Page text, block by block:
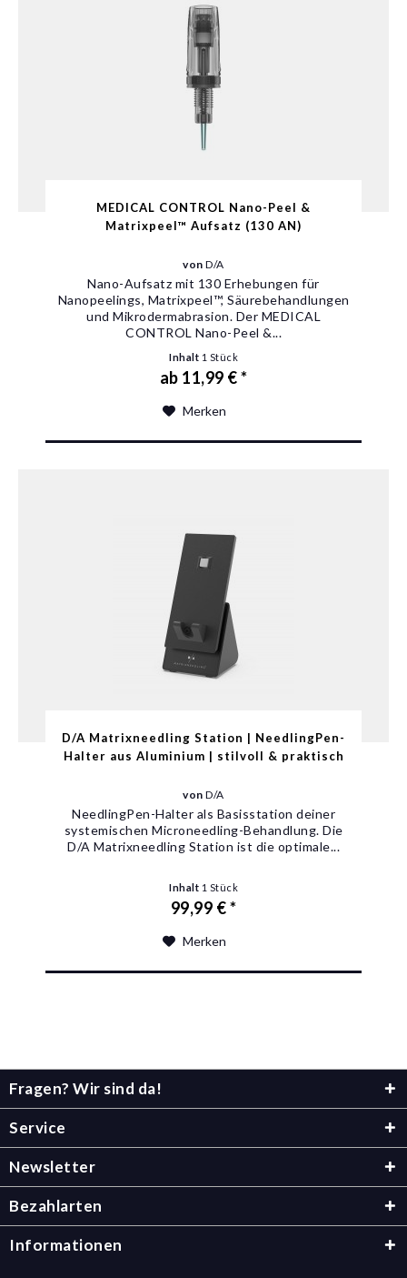
MEDICAL CONTROL Nano-Peel &
Matrixpeel™ Aufsatz (130 AN)
vonD/A
Nano-Aufsatz mit 130 Erhebungen für
Nanopeelings, Matrixpeel™, Säurebehandlungen
und Mikrodermabrasion. Der MEDICAL
CONTROL Nano-Peel &...
Inhalt 1 Stück
ab 11,99 € *
Merken
D/A Matrixneedling Station | NeedlingPen-
Halter aus Aluminium | stilvoll & praktisch
vonD/A
NeedlingPen-Halter als Basisstation deiner
systemischen Microneedling-Behandlung. Die
D/A Matrixneedling Station ist die optimale...
Inhalt 1 Stück
99,99 € *
Merken
Fragen? Wir sind da!
Service
Newsletter
Bezahlarten
Informationen